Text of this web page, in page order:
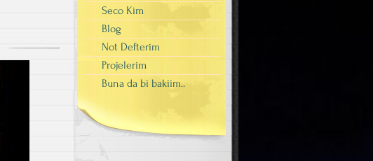
Seco Kim
Blog
Not Defterim
Projelerim
Buna da bi bakiim..